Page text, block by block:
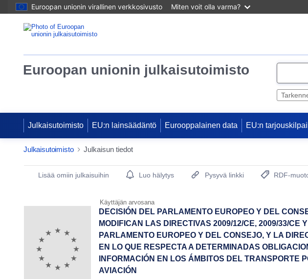
Euroopan unionin virallinen verkkosivusto Miten voit olla varma?
Euroopan unionin julkaisutoimisto
e
Julkaisutoimisto EU:n lainsäädäntö Eurooppalainen data EU:n
Julkaisutoimisto Julkaisun tiedot
Publication Detail Actions Portlet
Lisää omiin julkaisuihin Luo hälytys Pysyvä linkki
RDF-
Käyttäjän arvosana
DECISIÓN DEL PARLAMENTO EUROPEO Y DEL
MODIFICAN LAS DIRECTIVAS 2009/12/CE, 2009/33/CE
PARLAMENTO EUROPEO Y DEL CONSEJO, Y LA
EN LO QUE RESPECTA A DETERMINADAS
INFORMACIÓN EN LOS ÁMBITOS DEL TRANSPORTE
AVIACIÓN